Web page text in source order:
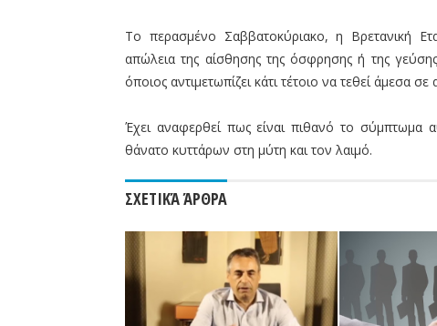
Το περασμένο Σαββατοκύριακο, η Βρετανική
απώλεια της αίσθησης της όσφρησης ή της
όποιος αντιμετωπίζει κάτι τέτοιο να τεθεί άμεσα
Έχει αναφερθεί πως είναι πιθανό το σύμπτωμα
θάνατο κυττάρων στη μύτη και τον λαιμό.
ΣΧΕΤΙΚΆ ΆΡΘΡΑ